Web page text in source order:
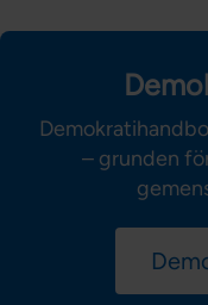
– grunden